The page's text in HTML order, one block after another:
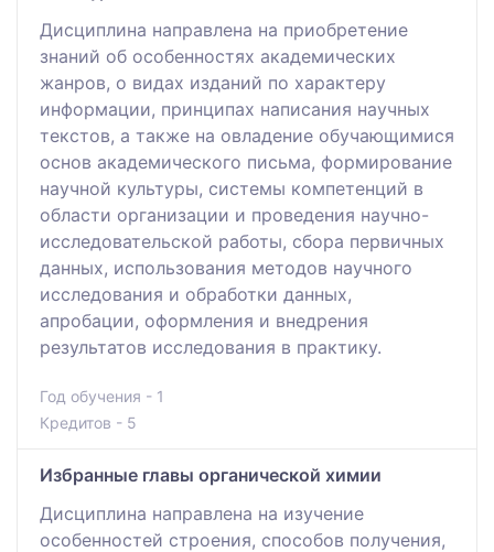
Дисциплина направлена на приобретение
знаний об особенностях академических
жанров, о видах изданий по характеру
информации, принципах написания научных
текстов, а также на овладение обучающимися
основ академического письма, формирование
научной культуры, системы компетенций в
области организации и проведения научно-
исследовательской работы, сбора первичных
данных, использования методов научного
исследования и обработки данных,
апробации, оформления и внедрения
результатов исследования в практику.
Год обучения - 1
Кредитов - 5
Избранные главы органической химии
Дисциплина направлена на изучение
особенностей строения, способов получения,